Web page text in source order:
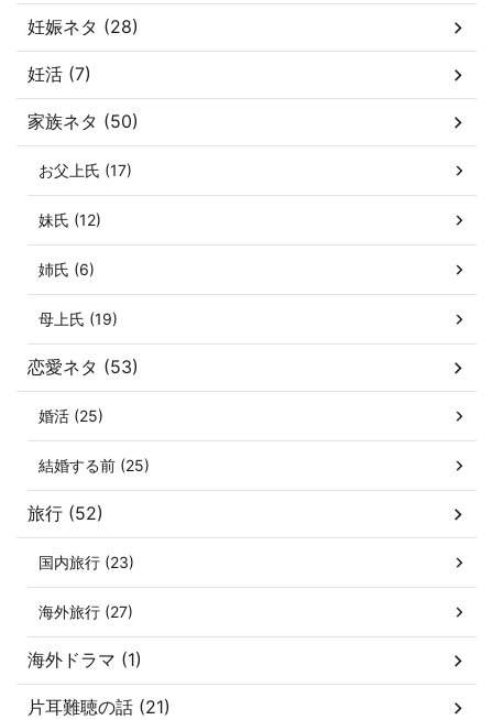
妊娠ネタ (28)
妊活 (7)
家族ネタ (50)
お父上氏 (17)
妹氏 (12)
姉氏 (6)
母上氏 (19)
恋愛ネタ (53)
婚活 (25)
結婚する前 (25)
旅行 (52)
国内旅行 (23)
海外旅行 (27)
海外ドラマ (1)
片耳難聴の話 (21)